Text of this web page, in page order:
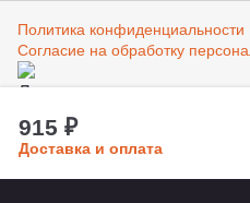
915 ₽
Доставка и оплата
Политика конфиденциальности
Согласие на обработку